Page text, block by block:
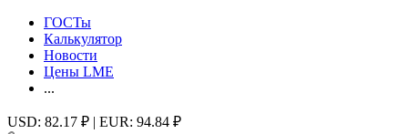
ГОСТы
Калькулятор
Новости
Цены LME
...
USD: 82.17 ₽ | EUR: 94.84 ₽